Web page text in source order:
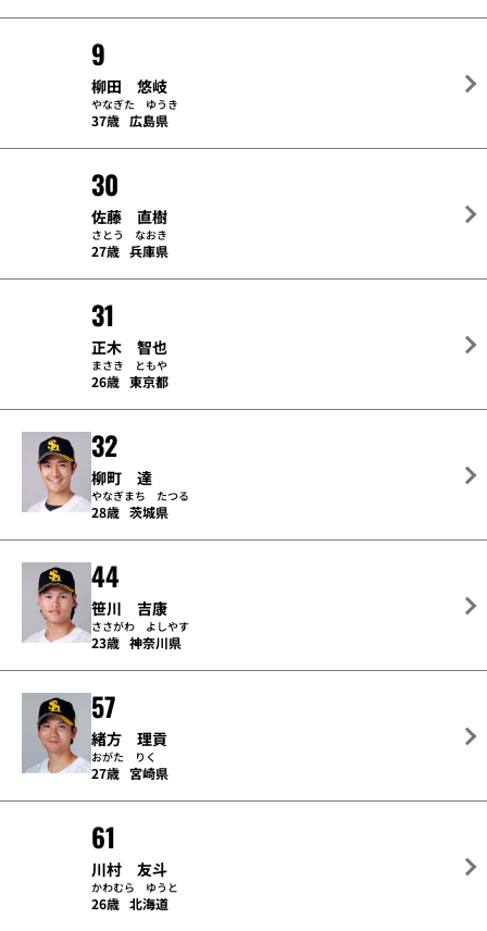
9
柳田 悠岐
やなぎた ゆうき
37歳 広島県
30
佐藤 直樹
さとう なおき
27歳 兵庫県
31
正木 智也
まさき ともや
26歳 東京都
32
柳町 達
やなぎまち たつる
28歳 茨城県
44
笹川 吉康
ささがわ よしやす
23歳 神奈川県
57
緒方 理貢
おがた りく
27歳 宮崎県
61
川村 友斗
かわむら ゆうと
26歳 北海道